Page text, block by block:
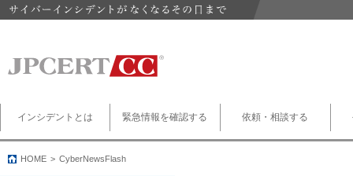
インシデントとは 緊急情報を確認する 依頼・相談する
HOME CyberNewsFlash